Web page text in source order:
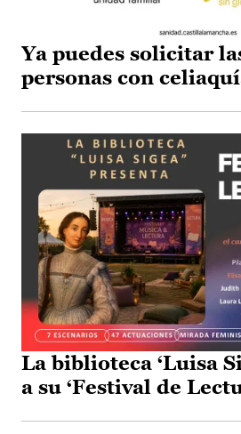
Ya puedes solicitar
personas con
La biblioteca ‘Luisa
a su ‘Festival de